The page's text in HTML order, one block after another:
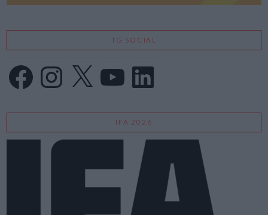
TG SOCIAL
FacebookInstagram
X LinkedIn
IFA 2026